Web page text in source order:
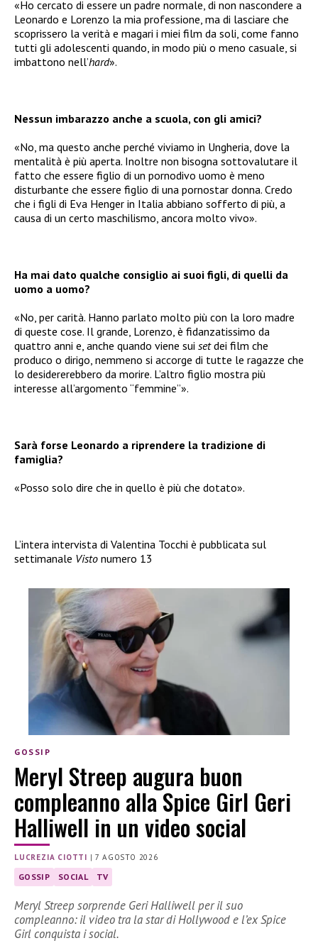
«Ho cercato di essere un padre normale, di non nascondere a
Leonardo e Lorenzo la mia professione, ma di lasciare che
scoprissero la verità e magari i miei film da soli, come fanno
tutti gli adolescenti quando, in modo più o meno casuale, si
imbattono nell’hard».
Nessun imbarazzo anche a scuola, con gli amici?
«No, ma questo anche perché viviamo in Ungheria, dove la
mentalità è più aperta. Inoltre non bisogna sottovalutare il
fatto che essere figlio di un pornodivo uomo è meno
disturbante che essere figlio di una pornostar donna. Credo
che i figli di Eva Henger in Italia abbiano sofferto di più, a
causa di un certo maschilismo, ancora molto vivo».
Ha mai dato qualche consiglio ai suoi figli, di quelli da
uomo a uomo?
«No, per carità. Hanno parlato molto più con la loro madre
di queste cose. Il grande, Lorenzo, è fidanzatissimo da
quattro anni e, anche quando viene sui setdei film che
produco o dirigo, nemmeno si accorge di tutte le ragazze che
lo desidererebbero da morire. L’altro figlio mostra più
interesse all’argomento “femmine”».
Sarà forse Leonardo a riprendere la tradizione di
famiglia?
«Posso solo dire che in quello è più che dotato».
L’intera intervista di Valentina Tocchi è pubblicata sul
settimanale Visto numero 13
GOSSIP
Meryl Streep augura buon
compleanno alla Spice Girl Geri
Halliwell in un video social
LUCREZIA CIOTTI |7 AGOSTO 2026
GOSSIP SOCIAL TV
Meryl Streep sorprende Geri Halliwell per il suo
compleanno: il video tra la star di Hollywood e l’ex Spice
Girl conquista i social.